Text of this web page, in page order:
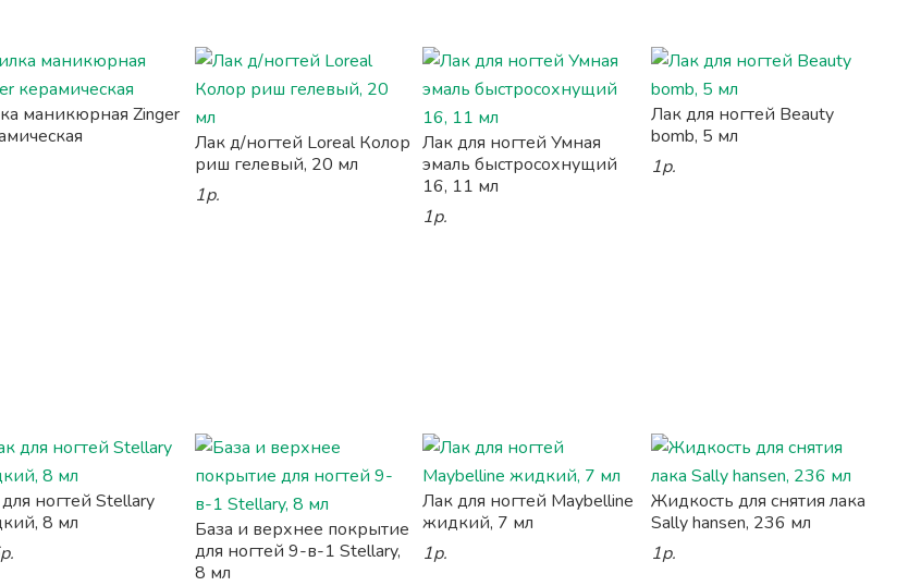
маникюрная Zinger
Лак д/ногтей Loreal Колор
риш гелевый, 20 мл
1р.
Лак для ногтей Умная
эмаль быстросохнущий
16, 11 мл
1р.
Лак для ногтей Beauty
bomb, 5 мл
1р.
ногтей Stellary
8 мл
База и верхнее покрытие
для ногтей 9-в-1 Stellary,
8 мл
Лак для ногтей Maybelline
жидкий, 7 мл
1р.
Жидкость для снятия лака
Sally hansen, 236 мл
1р.